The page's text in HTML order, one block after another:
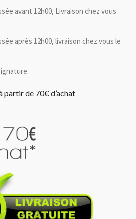
avant 12h00, Livraison chez vous
après 12h00, livraison chez vous le
partir de 70€ d’achat